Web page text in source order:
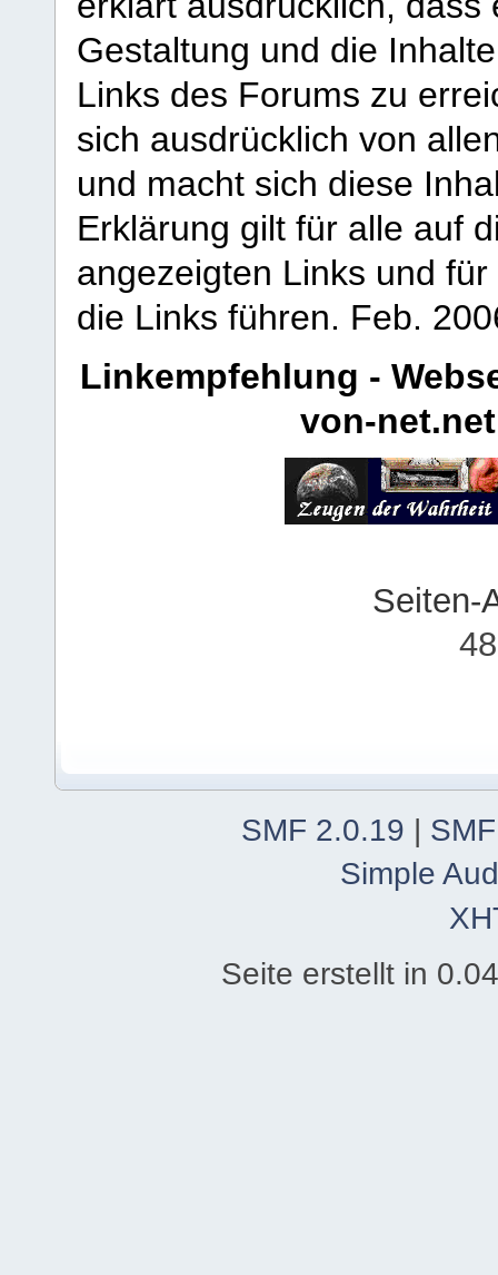
Gestaltung und die
Links des Forums zu
sich ausdrücklich von
und macht sich diese
Erklärung gilt für alle auf
angezeigten Links und
die Links führen. Feb.
Linkempfehlung -
von-net.net
Seiten-
SMF 2.0.19 |
Simple
Seite erstellt in